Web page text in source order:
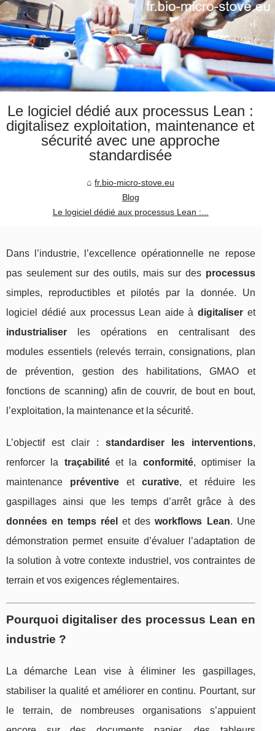
Le logiciel dédié aux processus Lean :
digitalisez exploitation, maintenance et
sécurité avec une approche
standardisée
fr.bio-micro-stove.eu
Blog
Le logiciel dédié aux processus Lean :...
Dans l’industrie, l’excellence opérationnelle ne repose
pas seulement sur des outils, mais sur des processus
simples, reproductibles et pilotés par la donnée. Un
logiciel dédié aux processus Lean aide àdigitaliser et
industrialiser les opérations en centralisant des
modules essentiels (relevés terrain, consignations, plan
de prévention, gestion des habilitations, GMAO et
fonctions de scanning) afin de couvrir, de bout en bout,
l’exploitation, la maintenance et la sécurité.
L’objectif est clair : standardiser les interventions,
renforcer la traçabilitéet la conformité, optimiser la
maintenance préventiveet curative, et réduire les
gaspillages ainsi que les temps d’arrêt grâce à des
données en temps réel
et desworkflows Lean. Une
démonstration permet ensuite d’évaluer l’adaptation de
la solution à votre contexte industriel, vos contraintes de
terrain et vos exigences réglementaires.
Pourquoi digitaliser des processus Lean en
industrie ?
La démarche Lean vise à éliminer les gaspillages,
stabiliser la qualité et améliorer en continu. Pourtant, sur
le terrain, de nombreuses organisations s’appuient